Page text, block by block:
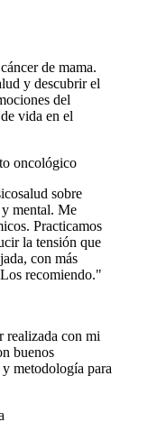
de mama.
y descubrir el
del
vida en el
oncológico
sobre
mental. Me
Practicamos
la tensión que
con más
recomiendo."
realizada con mi
buenos
metodología para